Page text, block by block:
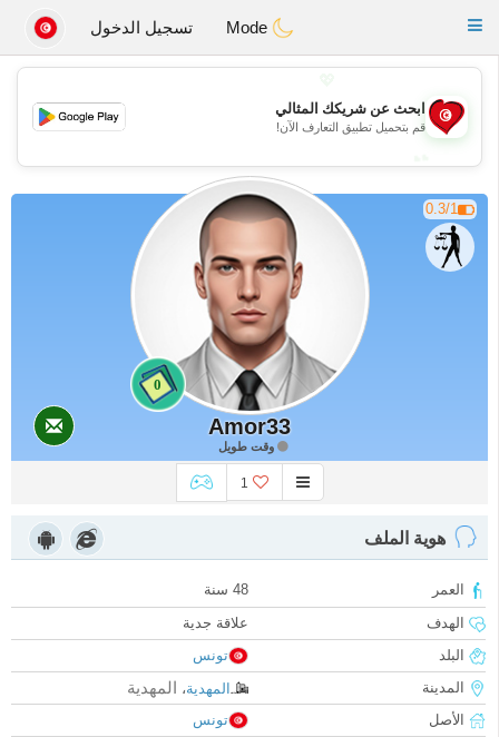
Tunisia Dating
Toggle
تسجيل الدخول
💖
💕
ابحث عن شريكك المثالي
قم بتحميل تطبيق التعارف الآن!
0.3/1
0
Amor33
وقت طويل
1
هوية الملف
العمر
48 سنة
الهدف
علاقة جدية
البلد
تونس
المدينة
المهدية، المهدية
الأصل
تونس